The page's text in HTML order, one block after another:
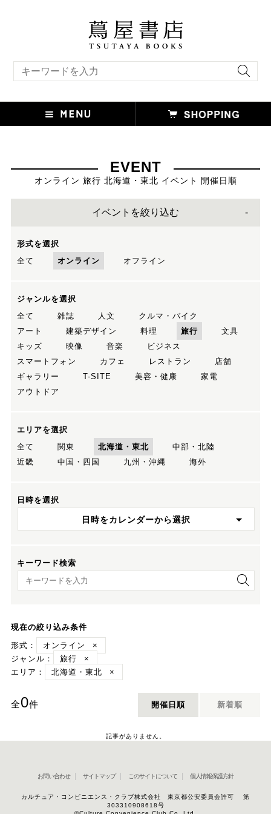
EVENT
オンライン 旅行 北海道・東北 イベント 開催日順
イベントを絞り込む
形式を選択
全て
オンライン オフライン
ジャンルを選択
全て
雑誌 人文
クルマ・バイク
アート
建築デザイン 料理 旅行
文具
キッズ
映像 音楽
ビジネス
スマートフォン
カフェ レストラン
店舗
ギャラリー
T-SITE 美容・健康
家電
アウトドア
エリアを選択
全て
関東 北海道・東北
中部・北陸
近畿
中国・四国 九州・沖縄 海外
日時を選択
日時をカレンダーから選択
キーワード検索
キーワード検索
現在の絞り込み条件
形式：
オンライン
×
ジャンル：
旅行
×
エリア：
北海道・東北 ×
全0件 開催日順 新着順
記事がありません。
お問い合わせ サイトマップ このサイトについて 個人情報保護方針
カルチュア・コンビニエンス・クラブ株式会社 東京都公安委員会許可 第
303310908618号